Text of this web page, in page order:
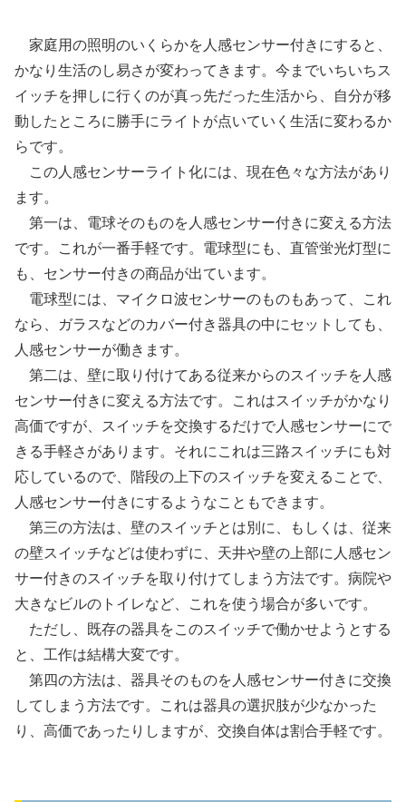
家庭用の照明のいくらかを人感センサー付きにすると、
かなり生活のし易さが変わってきます。今までいちいちス
イッチを押しに行くのが真っ先だった生活から、自分が移
動したところに勝手にライトが点いていく生活に変わるか
らです。
この人感センサーライト化には、現在色々な方法があり
ます。
第一は、電球そのものを人感センサー付きに変える方法
です。これが一番手軽です。電球型にも、直管蛍光灯型に
も、センサー付きの商品が出ています。
電球型には、マイクロ波センサーのものもあって、これ
なら、ガラスなどのカバー付き器具の中にセットしても、
人感センサーが働きます。
第二は、壁に取り付けてある従来からのスイッチを人感
センサー付きに変える方法です。これはスイッチがかなり
高価ですが、スイッチを交換するだけで人感センサーにで
きる手軽さがあります。それにこれは三路スイッチにも対
応しているので、階段の上下のスイッチを変えることで、
人感センサー付きにするようなこともできます。
第三の方法は、壁のスイッチとは別に、もしくは、従来
の壁スイッチなどは使わずに、天井や壁の上部に人感セン
サー付きのスイッチを取り付けてしまう方法です。病院や
大きなビルのトイレなど、これを使う場合が多いです。
ただし、既存の器具をこのスイッチで働かせようとする
と、工作は結構大変です。
第四の方法は、器具そのものを人感センサー付きに交換
してしまう方法です。これは器具の選択肢が少なかった
り、高価であったりしますが、交換自体は割合手軽です。